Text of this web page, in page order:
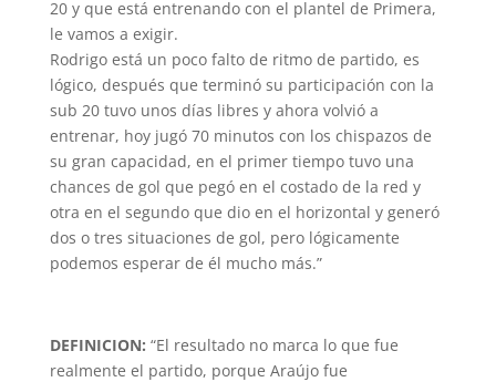
20 y que está entrenando con el plantel de Primera,
le vamos a exigir.
Rodrigo está un poco falto de ritmo de partido, es
lógico, después que terminó su participación con la
sub 20 tuvo unos días libres y ahora volvió a
entrenar, hoy jugó 70 minutos con los chispazos de
su gran capacidad, en el primer tiempo tuvo una
chances de gol que pegó en el costado de la red y
otra en el segundo que dio en el horizontal y generó
dos o tres situaciones de gol, pero lógicamente
podemos esperar de él mucho más.”
DEFINICION: “El resultado no marca lo que fue
realmente el partido, porque Araújo fue